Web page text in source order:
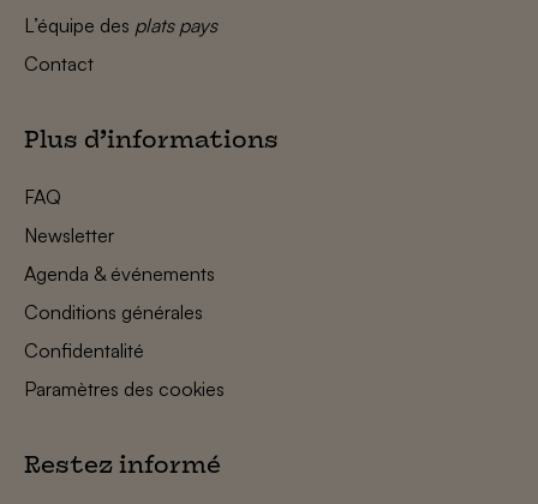
L’équipe des plats pays
Contact
Plus d’informations
FAQ
Newsletter
Agenda & événements
Conditions générales
Confidentalité
Paramètres des cookies
Restez informé